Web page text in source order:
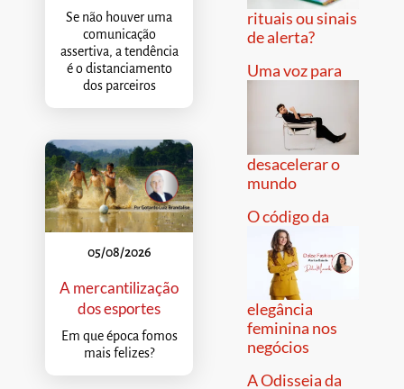
Se não houver uma
comunicação
assertiva, a tendência
é o distanciamento
dos parceiros
05/08/2026
A mercantilização
dos esportes
Em que época fomos
mais felizes?
rituais ou sinais
de alerta?
Uma voz para
desacelerar o
mundo
O código da
elegância
feminina nos
negócios
A Odisseia da